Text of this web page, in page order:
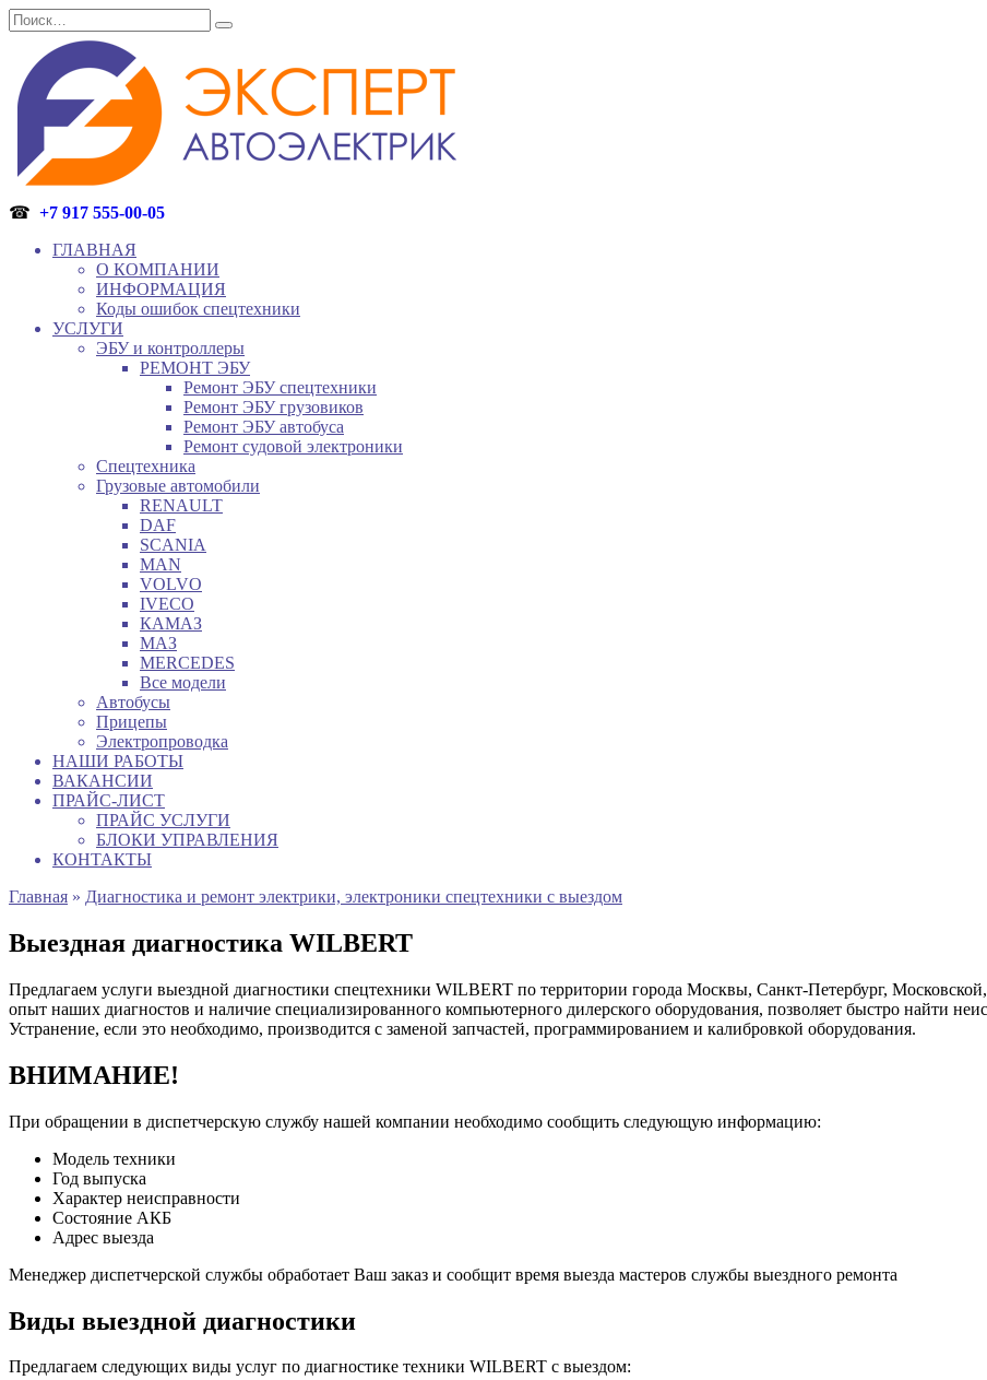
Перейти
к
содержанию
Search
for:
☎ +7 917 555-00-05
ГЛАВНАЯ
О КОМПАНИИ
ИНФОРМАЦИЯ
Коды ошибок спецтехники
УСЛУГИ
ЭБУ и контроллеры
РЕМОНТ ЭБУ
Ремонт ЭБУ спецтехники
Ремонт ЭБУ грузовиков
Ремонт ЭБУ автобуса
Ремонт судовой электроники
Спецтехника
Грузовые автомобили
RENAULT
DAF
SCANIA
MAN
VOLVO
IVECO
КАМАЗ
МАЗ
MERCEDES
Все модели
Автобусы
Прицепы
Электропроводка
НАШИ РАБОТЫ
ВАКАНСИИ
ПРАЙС-ЛИСТ
ПРАЙС УСЛУГИ
БЛОКИ УПРАВЛЕНИЯ
КОНТАКТЫ
Главная » Диагностика и ремонт электрики, электроники спецтехники с выездом
Выездная диагностика WILBERT
Предлагаем услуги выездной диагностики спецтехники WILBERT по территории города Москвы, Санкт-Петербург,
опыт наших диагностов и наличие специализированного компьютерного дилерского оборудования, позволяет быстро найти
Устранение, если это необходимо, производится с заменой запчастей, программированием и калибровкой оборудования.
ВНИМАНИЕ!
При обращении в диспетчерскую службу нашей компании необходимо сообщить следующую информацию:
Модель техники
Год выпуска
Характер неисправности
Состояние АКБ
Адрес выезда
Менеджер диспетчерской службы обработает Ваш заказ и сообщит время выезда мастеров службы выездного ремонта
Виды выездной диагностики
Предлагаем следующих виды услуг по диагностике техники WILBERT с выездом: